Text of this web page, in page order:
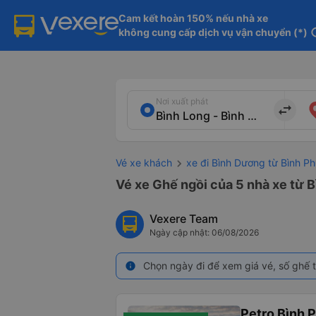
Cam kết hoàn 150% nếu nhà xe
không cung cấp dịch vụ vận chuyển (*)
Nơi xuất phát
import_export
Vé xe khách xe đi Bình Dương từ Bình
Vé xe Ghế ngồi của 5 nhà xe từ
Vexere Team
Ngày cập nhật: 06/08/2026
info Chọn ngày đi để xem giá vé, số